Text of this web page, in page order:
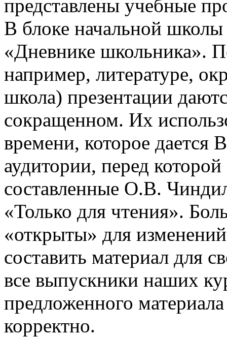
представлены учебные
В блоке начальной
«Дневнике школьника».
например, литературе,
школа) презентации
сокращенном. Их
времени, которое дается
аудитории, перед
составленные О.В.
«Только для чтения».
«открыты» для
составить материал для
все выпускники наших
предложенного
корректно.